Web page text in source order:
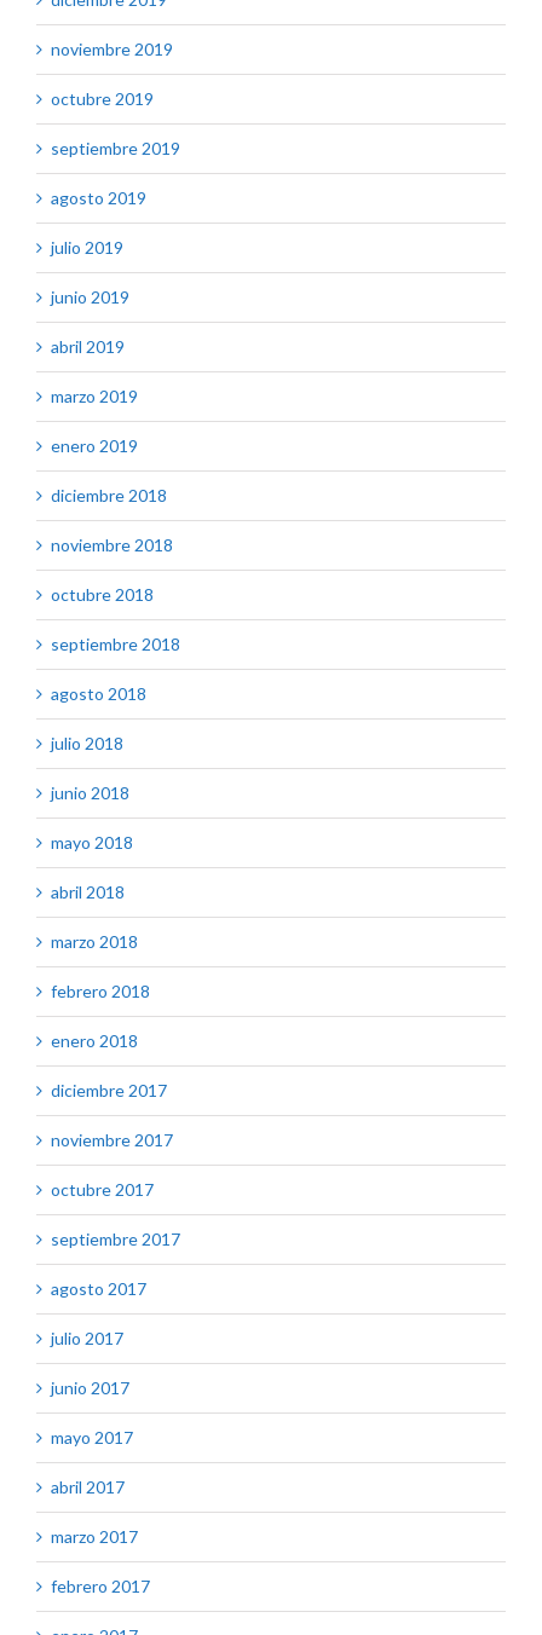
noviembre 2019
octubre 2019
septiembre 2019
agosto 2019
julio 2019
junio 2019
abril 2019
marzo 2019
enero 2019
diciembre 2018
noviembre 2018
octubre 2018
septiembre 2018
agosto 2018
julio 2018
junio 2018
mayo 2018
abril 2018
marzo 2018
febrero 2018
enero 2018
diciembre 2017
noviembre 2017
octubre 2017
septiembre 2017
agosto 2017
julio 2017
junio 2017
mayo 2017
abril 2017
marzo 2017
febrero 2017